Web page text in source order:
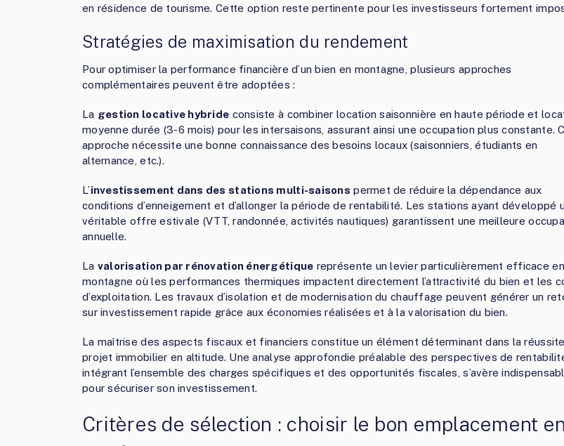
en résidence de tourisme. Cette option reste pertinente pour les investisseurs fortement
Stratégies de maximisation du rendement
Pour optimiser la performance financière d’un bien en montagne, plusieurs approches
complémentaires peuvent être adoptées :
La gestion locative hybride consiste à combiner location saisonnière en haute période et
moyenne durée (3-6 mois) pour les intersaisons, assurant ainsi une occupation plus constante.
approche nécessite une bonne connaissance des besoins locaux (saisonniers, étudiants en
alternance, etc.).
L’investissement dans des stations multi-saisons permet de réduire la dépendance aux
conditions d’enneigement et d’allonger la période de rentabilité. Les stations ayant développé
véritable offre estivale (VTT, randonnée, activités nautiques) garantissent une meilleure
annuelle.
La valorisation par rénovation énergétique représente un levier particulièrement efficace en
montagne où les performances thermiques impactent directement l’attractivité du bien et les
d’exploitation. Les travaux d’isolation et de modernisation du chauffage peuvent générer un
sur investissement rapide grâce aux économies réalisées et à la valorisation du bien.
La maîtrise des aspects fiscaux et financiers constitue un élément déterminant dans la réussite
projet immobilier en altitude. Une analyse approfondie préalable des perspectives de
intégrant l’ensemble des charges spécifiques et des opportunités fiscales, s’avère
pour sécuriser son investissement.
Critères de sélection : choisir le bon emplacement en